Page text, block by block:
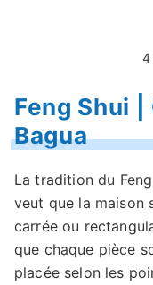
4
Feng Shui
Bagua
La tradition du
veut que la maison
carrée ou
que chaque pièce
placée selon les